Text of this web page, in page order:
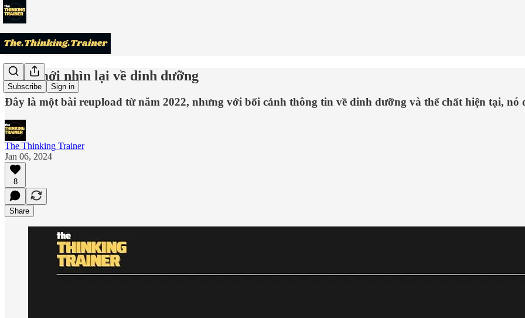
Subscribe Sign in
Năm mới nhìn lại về dinh dưỡng
Đây là một bài reupload từ năm 2022, nhưng với bối cảnh thông tin về dinh dưỡng và thể chất hiện tại, nó
The Thinking Trainer
Jan 06, 2024
8
Share